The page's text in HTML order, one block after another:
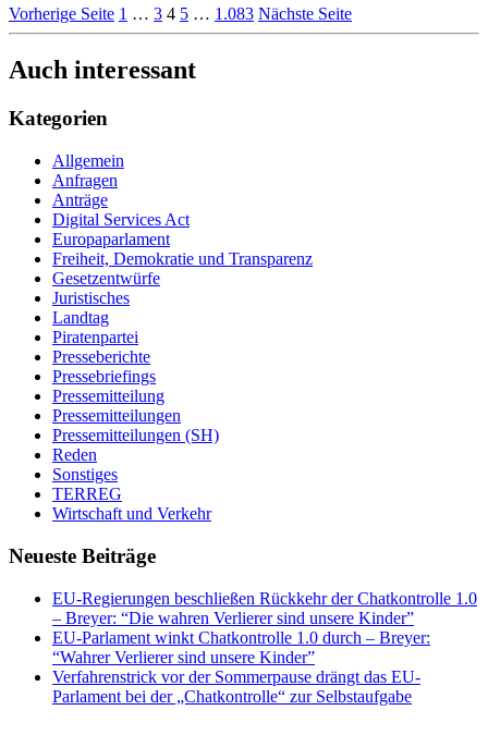
Vorherige Seite 1 … 3 4 5 … 1.083 Nächste Seite
Auch interessant
Kategorien
Allgemein
Anfragen
Anträge
Digital Services Act
Europaparlament
Freiheit, Demokratie und Transparenz
Gesetzentwürfe
Juristisches
Landtag
Piratenpartei
Presseberichte
Pressebriefings
Pressemitteilung
Pressemitteilungen
Pressemitteilungen (SH)
Reden
Sonstiges
TERREG
Wirtschaft und Verkehr
Neueste Beiträge
EU-Regierungen beschließen Rückkehr der Chatkontrolle 1.0
– Breyer: “Die wahren Verlierer sind unsere Kinder”
EU-Parlament winkt Chatkontrolle 1.0 durch – Breyer:
“Wahrer Verlierer sind unsere Kinder”
Verfahrenstrick vor der Sommerpause drängt das EU-
Parlament bei der „Chatkontrolle“ zur Selbstaufgabe